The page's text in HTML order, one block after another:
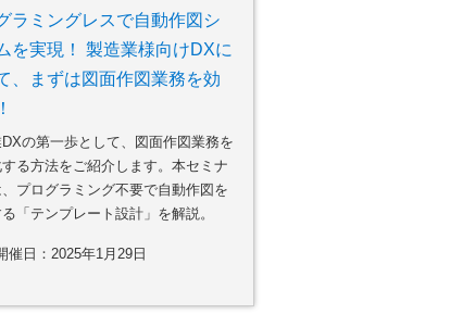
ラミングレスで自動作図シ
を実現！ 製造業様向けDXに
、まずは図面作図業務を効
の第一歩として、図面作図業務を
る方法をご紹介します。本セミナ
プログラミング不要で自動作図を
「テンプレート設計」を解説。
催日：2025年1月29日